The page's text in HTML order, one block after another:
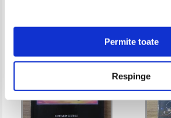
Permite toate
Respinge